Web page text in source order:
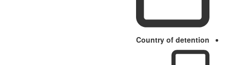
Country of detention